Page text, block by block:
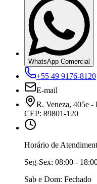
WhatsApp Comercial
+55 49 9176-8120
E-mail
R. Veneza, 405e -
CEP: 89801-120
Horário de
Seg-Sex: 08:00 -
Sab e Dom: Fechado